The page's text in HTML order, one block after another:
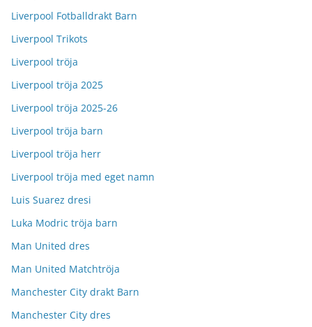
Liverpool Fotballdrakt Barn
Liverpool Trikots
Liverpool tröja
Liverpool tröja 2025
Liverpool tröja 2025-26
Liverpool tröja barn
Liverpool tröja herr
Liverpool tröja med eget namn
Luis Suarez dresi
Luka Modric tröja barn
Man United dres
Man United Matchtröja
Manchester City drakt Barn
Manchester City dres